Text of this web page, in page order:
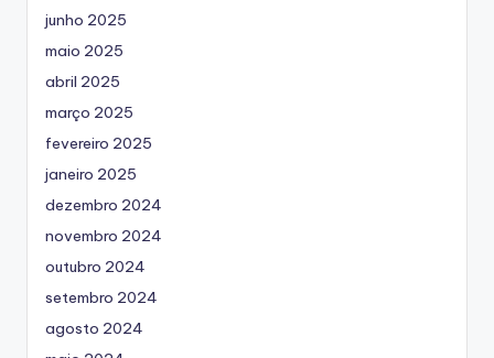
junho 2025
maio 2025
abril 2025
março 2025
fevereiro 2025
janeiro 2025
dezembro 2024
novembro 2024
outubro 2024
setembro 2024
agosto 2024